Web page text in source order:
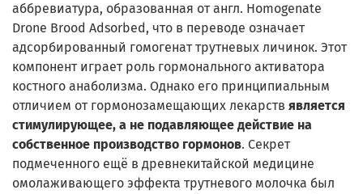
аббревиатура, образованная от англ. Homogenate
Drone Brood Adsorbed, что в переводе означает
адсорбированный гомогенат трутневых личинок. Этот
компонент играет роль гормонального активатора
костного анаболизма. Однако его принципиальным
отличием от гормонозамещающих лекарств является
стимулирующее, а не подавляющее действие на
собственное производство гормонов. Секрет
подмеченного ещё в древнекитайской медицине
омолаживающего эффекта трутневого молочка был